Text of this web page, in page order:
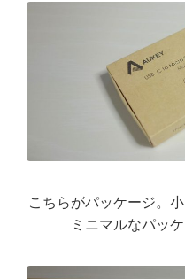
こちらがパッケージ。
ミニマルなパッ